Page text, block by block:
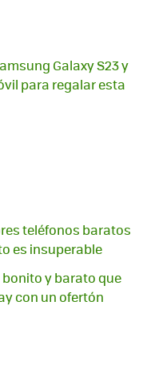
Galaxy S23 y
para regalar esta
teléfonos baratos
es insuperable
y barato que
con un ofertón